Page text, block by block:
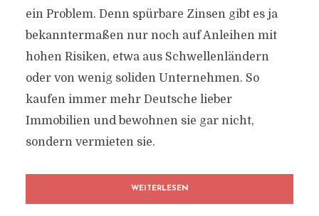
ein Problem. Denn spürbare Zinsen gibt es ja
bekanntermaßen nur noch auf Anleihen mit
hohen Risiken, etwa aus Schwellenländern
oder von wenig soliden Unternehmen. So
kaufen immer mehr Deutsche lieber
Immobilien und bewohnen sie gar nicht,
sondern vermieten sie.
WEITERLESEN